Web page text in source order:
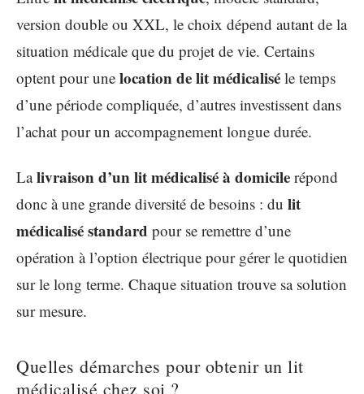
version double ou XXL, le choix dépend autant de la
situation médicale que du projet de vie. Certains
optent pour une location de lit médicalisé le temps
d’une période compliquée, d’autres investissent dans
l’achat pour un accompagnement longue durée.
Lalivraison d’un lit médicalisé à domicile répond
donc à une grande diversité de besoins : du lit
médicalisé standard pour se remettre d’une
opération à l’option électrique pour gérer le quotidien
sur le long terme. Chaque situation trouve sa solution
sur mesure.
Quelles démarches pour obtenir un lit
médicalisé chez soi ?